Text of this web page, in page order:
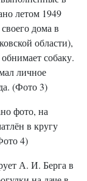
летом 1949
дома в
области),
собаку.
личное
(Фото 3)
фото, на
в кругу
4)
А. И. Берга в